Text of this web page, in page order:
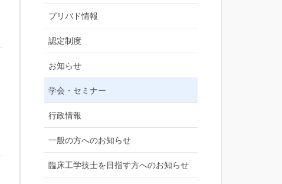
プリバド情報
認定制度
お知らせ
学会・セミナー
行政情報
一般の方へのお知らせ
臨床工学技士を目指す方へのお知らせ